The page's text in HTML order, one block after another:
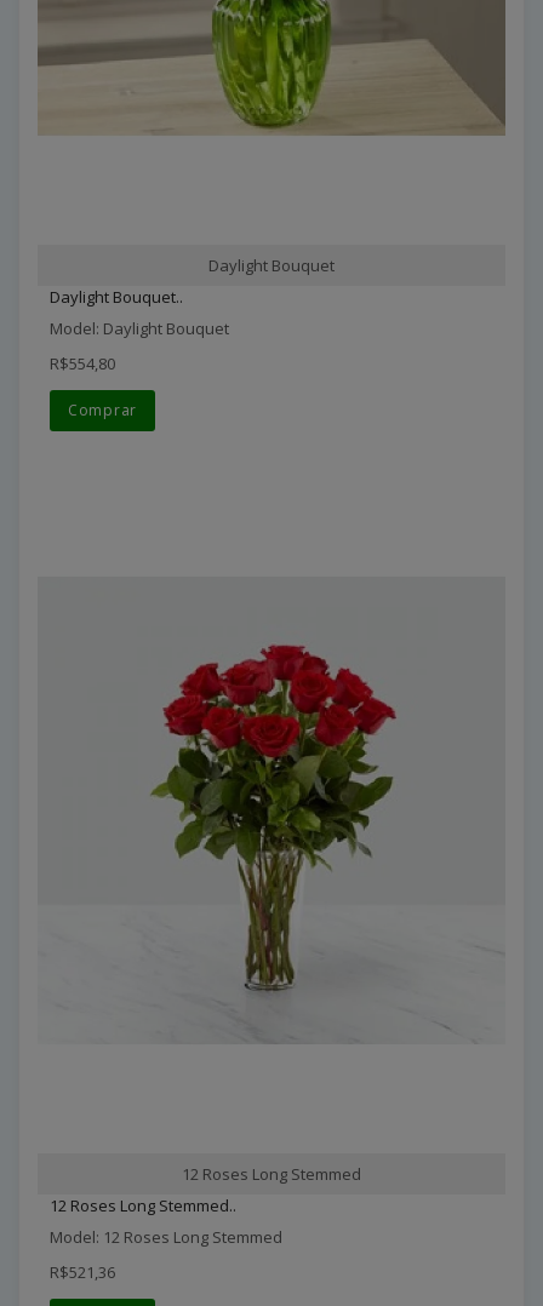
Daylight Bouquet
Daylight Bouquet..
Model: Daylight Bouquet
R$554,80
Comprar
12 Roses Long Stemmed
12 Roses Long Stemmed..
Model: 12 Roses Long Stemmed
R$521,36